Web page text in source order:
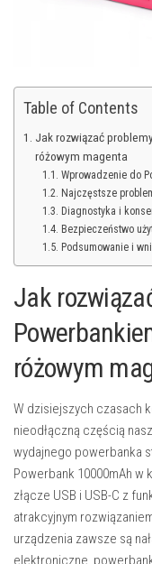
Table of Contents
Jak rozwiązać
różowym magenta
Wprowadzenie do
Najczęstsze
Diagnostyka i
Bezpieczeństwo
Podsumowanie i
Jak
różowym
W dzisiejszych czasach
nieodłączną częścią
wydajnego powerbanka
Powerbank 10000mAh w
złącze USB i USB-C z
atrakcyjnym
urządzenia zawsze są
elektroniczne,